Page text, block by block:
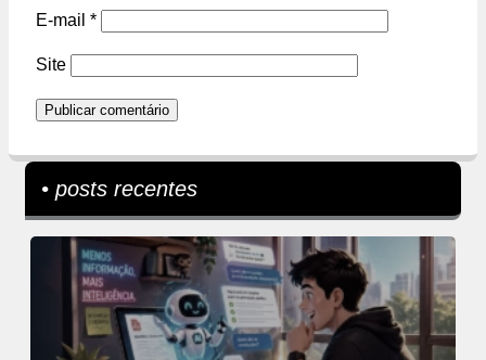
E-mail *
Site
• posts recentes